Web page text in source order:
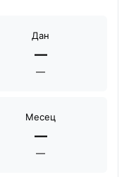
Дан
—
—
Месец
—
—